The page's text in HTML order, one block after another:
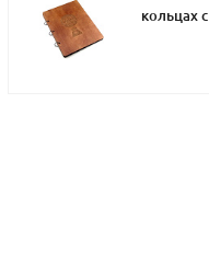
кольцах с